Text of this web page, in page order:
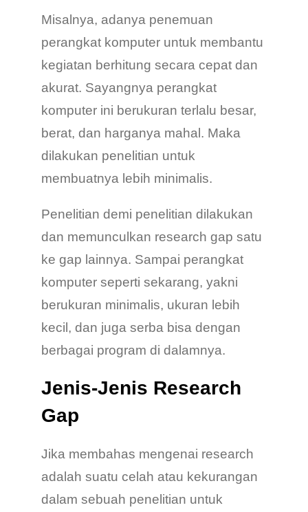
Misalnya, adanya penemuan
perangkat komputer untuk membantu
kegiatan berhitung secara cepat dan
akurat. Sayangnya perangkat
komputer ini berukuran terlalu besar,
berat, dan harganya mahal. Maka
dilakukan penelitian untuk
membuatnya lebih minimalis.
Penelitian demi penelitian dilakukan
dan memunculkan research gap satu
ke gap lainnya. Sampai perangkat
komputer seperti sekarang, yakni
berukuran minimalis, ukuran lebih
kecil, dan juga serba bisa dengan
berbagai program di dalamnya.
Jenis-Jenis Research
Gap
Jika membahas mengenai research
adalah suatu celah atau kekurangan
dalam sebuah penelitian untuk